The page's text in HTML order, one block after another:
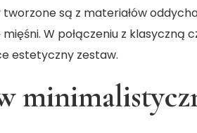
są z materiałów
W połączeniu z klasyczną
estetyczny zestaw.